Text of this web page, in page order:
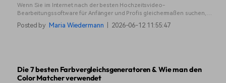
Wenn Sie im Internet nach der besten Hochzeitsvideo-
Bearbeitungssoftware für Anfänger und Profis gleichermaßen suchen,
haben wir das perfekte Werkzeug für Sie.
Posted by Maria Wiedermann 2026-06-12 11:55:47
Die 7 besten Farbvergleichsgeneratoren & Wie man den
Color Matcher verwendet